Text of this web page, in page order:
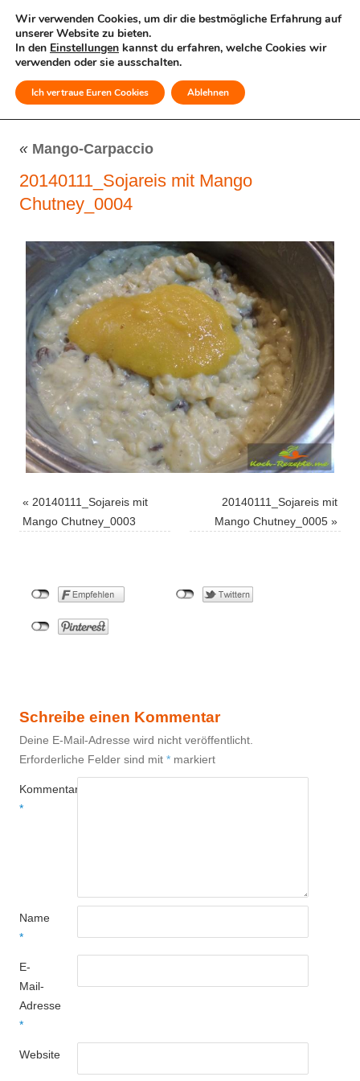
MENÜ
« Mango-Carpaccio
20140111_Sojareis mit Mango
Chutney_0004
« 20140111_Sojareis mit
Mango Chutney_0003
20140111_Sojareis mit
Mango Chutney_0005 »
Schreibe einen Kommentar
Deine E-Mail-Adresse wird nicht veröffentlicht.
Erforderliche Felder sind mit * markiert
Kommentar
*
Name
*
E-
Mail-
Adresse
*
Website
Wir verwenden Cookies, um dir die bestmögliche Erfahrung auf
unserer Website zu bieten.
In den Einstellungen kannst du erfahren, welche Cookies wir
verwenden oder sie ausschalten.
Ich vertraue Euren Cookies Ablehnen